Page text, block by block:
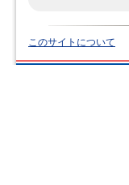
このサイトについて